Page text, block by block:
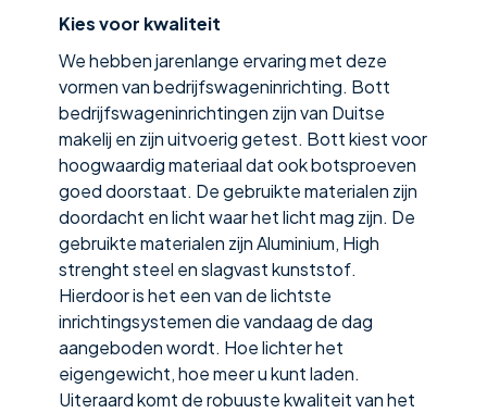
Kies voor kwaliteit
We hebben jarenlange ervaring met deze
vormen van bedrijfswageninrichting. Bott
bedrijfswagen­inrichtingen zijn van Duitse
makelij en zijn uitvoerig getest. Bott kiest voor
hoogwaardig materiaal dat ook botsproeven
goed doorstaat. De gebruikte materialen zijn
doordacht en licht waar het licht mag zijn. De
gebruikte materialen zijn Aluminium, High
strenght steel en slagvast kunststof.
Hierdoor is het een van de lichtste
inrichtingsystemen die vandaag de dag
aangeboden wordt. Hoe lichter het
eigengewicht, hoe meer u kunt laden.
Uiteraard komt de robuuste kwaliteit van het